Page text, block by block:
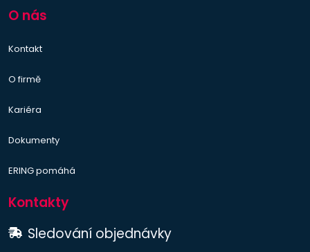
O nás
Kontakt
O firmě
Kariéra
Dokumenty
ERING pomáhá
Kontakty
Sledování objednávky